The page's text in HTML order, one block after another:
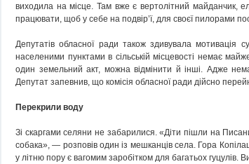
виходила на місце. Там вже є вертолітний майданчик,
працювати, щоб у себе на подвір’ї, для своєї пилорами
Депутатів обласної ради також здивувала
населеними пунктами в сільській місцевості немає
один земельний акт, можна відмінити й інші. Адже
Депутат запевнив, що комісія обласної ради дійсно
Перекрили воду
Зі скаргами селяни не забарилися. «Діти пішли на
собака», — розповів один із мешканців села. Гора
у літню пору є вагомим заробітком для багатьох